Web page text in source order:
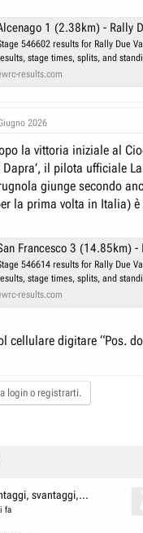
1 (2.38km) - Rally
546602 results for Rally Due
stage times, splits, and
results.com
2026
la vittoria iniziale al
il pilota ufficiale
giunge secondo
la prima volta in Italia) è
Francesco 3 (14.85km)
546614 results for Rally Due
stage times, splits, and
results.com
cellulare digitare “Pos.
login o registrarti.
svantaggi,...
fa